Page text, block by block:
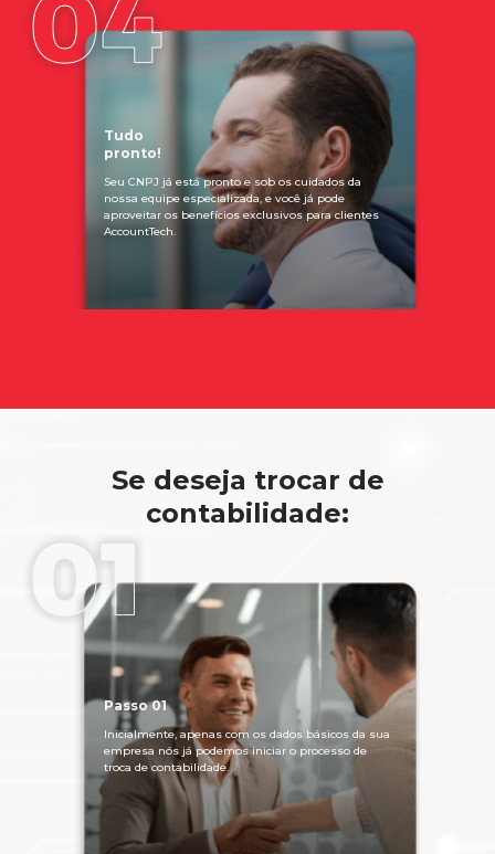
Tudo
pronto!
Seu CNPJ já está pronto e sob os cuidados da
nossa equipe especializada, e você já pode
aproveitar os benefícios exclusivos para clientes
AccountTech.
Se deseja trocar de
contabilidade:
Passo 01
Inicialmente, apenas com os dados básicos da sua
empresa nós já podemos iniciar o processo de
troca de contabilidade.